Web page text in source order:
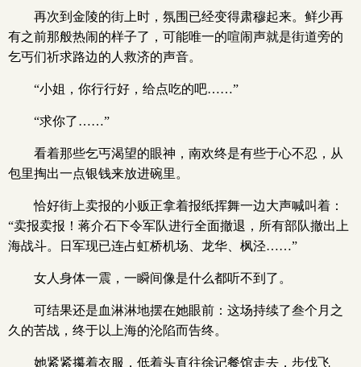
再次到金陵的街上时，氛围已经变得肃穆起来。鲜少再
有之前那般热闹的样子了，可能唯一的喧闹声就是街道旁的
乞丐们祈求路边的人救济的声音。
“小姐，你行行好，给点吃的吧……”
“求你了……”
看着那些乞丐渴望的眼神，南欢终是有些于心不忍，从
包里掏出一点银钱来放进碗里。
恰好街上卖报的小贩正拿着报纸挥舞一边大声喊叫着：
“卖报卖报！蒋介石下令军队进行全面撤退，所有部队撤出上
海战斗。日军现已连占虹桥机场、龙华、枫泾……”
女人身体一震，一瞬间像是什么都听不到了。
可结果还是血淋淋地摆在她眼前：这场持续了叁个月之
久的苦战，终于以上海的沦陷而告终。
她紧紧攥着衣服，低着头直往徐记餐馆走去，步伐飞